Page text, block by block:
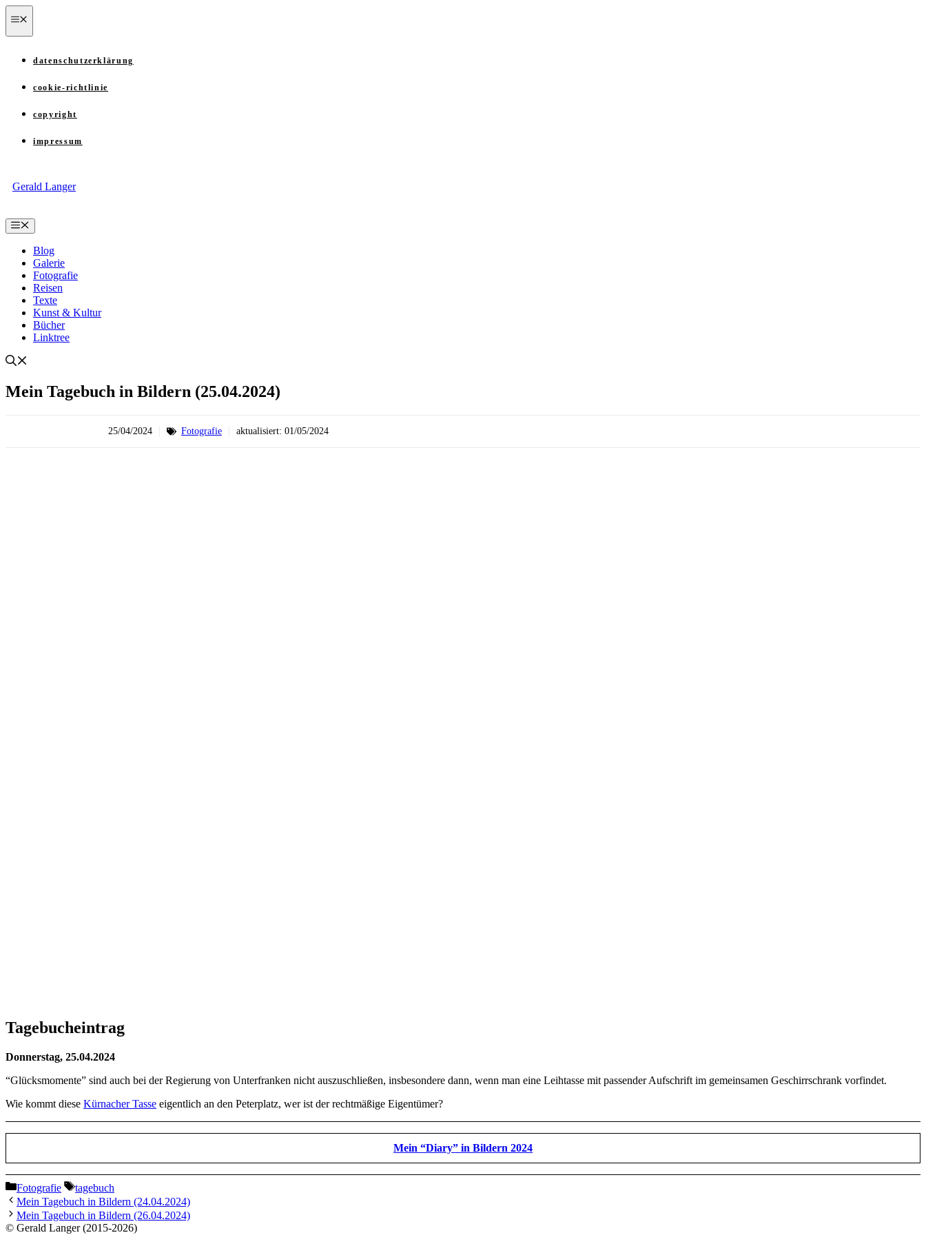
Zum
Inhalt
springen
datenschutzerklärung
cookie-richtlinie
copyright
impressum
Gerald Langer
Menü
Blog
Galerie
Fotografie
Reisen
Texte
Kunst & Kultur
Bücher
Linktree
Mein Tagebuch in Bildern (25.04.2024)
25/04/2024 Fotografie aktualisiert: 01/05/2024
Tagebucheintrag
Donnerstag, 25.04.2024
“Glücksmomente” sind auch bei der Regierung von Unterfranken nicht auszuschließen, insbesondere dann, wenn man eine Leihtasse mit passender Aufschrift im gemeinsamen Geschirrschrank vorfindet.
Wie kommt diese Kürnacher Tasse eigentlich an den Peterplatz, wer ist der rechtmäßige Eigentümer?
Mein “Diary” in Bildern 2024
Kategorien
Fotografie Schlagwörter
tagebuch
Mein Tagebuch in Bildern (24.04.2024)
Mein Tagebuch in Bildern (26.04.2024)
© Gerald Langer (2015-2026)